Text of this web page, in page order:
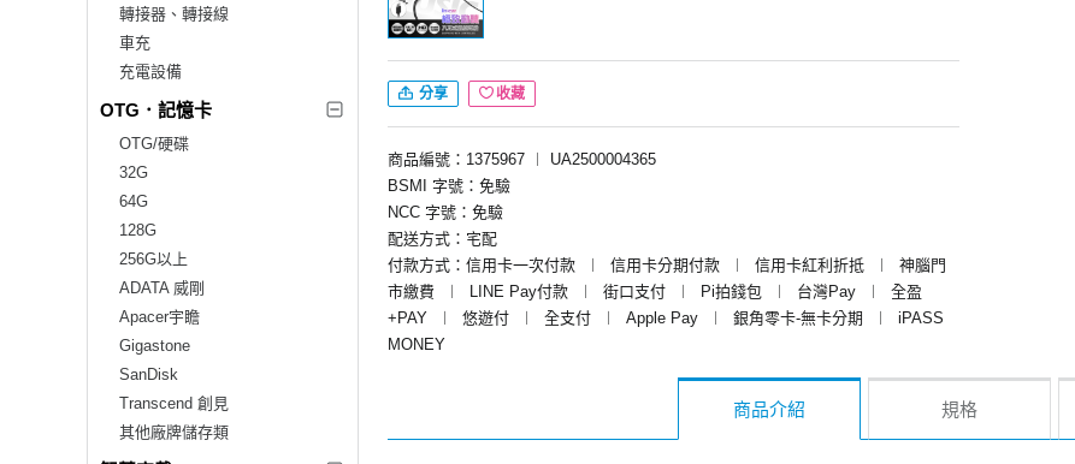
轉接器、轉接線
車充
充電設備
OTG．記憶卡
OTG/硬碟
32G
64G
128G
256G以上
ADATA 威剛
Apacer宇瞻
Gigastone
SanDisk
Transcend 創見
其他廠牌儲存類
分享 收藏
商品編號：1375967 ︱
UA2500004365
BSMI 字號：免驗
NCC 字號：免驗
配送方式：宅配
付款方式：信用卡一次付款
︱ 信用卡分期付款 ︱ 信用卡紅利折抵 ︱
神腦門
市繳費
︱ LINE Pay付款 ︱ 街口支付 ︱ Pi拍錢包 ︱ 台灣Pay ︱
全盈
+PAY
︱ 悠遊付 ︱ 全支付 ︱ Apple Pay ︱ 銀角零卡-無卡分期 ︱
iPASS
MONEY
商品介紹 規格